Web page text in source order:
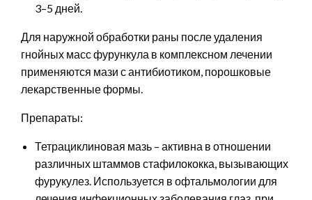
3–5 дней.
Для наружной обработки раны после удаления
гнойных масс фурункула в комплексном лечении
применяются мази с антибиотиком, порошковые
лекарственные формы.
Препараты:
Тетрациклиновая мазь – активна в отношении
различных штаммов стафилококка, вызывающих
фурукулез. Используется в офтальмологии для